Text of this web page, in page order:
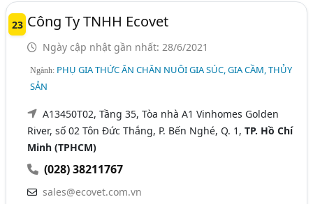
23 Công Ty TNHH Ecovet
Ngày cập nhật gần nhất: 28/6/2021
Ngành: PHỤ GIA THỨC ĂN CHĂN NUÔI GIA SÚC, GIA CẦM, THỦY
SẢN
A13450T02, Tầng 35, Tòa nhà A1 Vinhomes Golden
River, số 02 Tôn Đức Thắng, P. Bến Nghé, Q. 1,TP. Hồ Chí
Minh (TPHCM)
(028) 38211767
sales@ecovet.com.vn